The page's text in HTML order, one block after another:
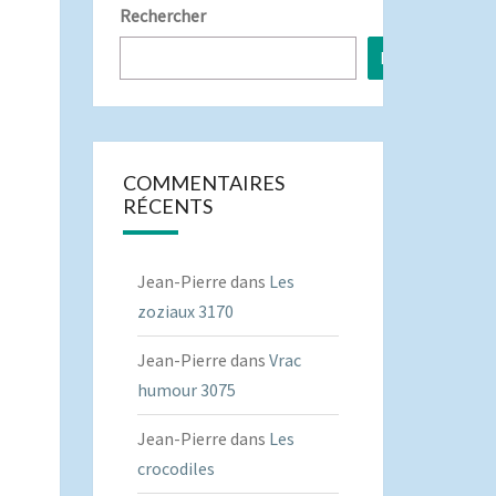
Rechercher
Rechercher
COMMENTAIRES
RÉCENTS
Jean-Pierre dans Les
zoziaux 3170
Jean-Pierre dans Vrac
humour 3075
Jean-Pierre dans Les
crocodiles